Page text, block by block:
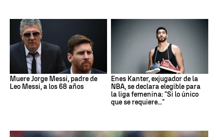
Muere Jorge Messi, padre de
Leo Messi, a los 68 años
Enes Kanter, exjugador de la
NBA, se declara elegible para
la liga femenina: "Si lo único
que se requiere..."